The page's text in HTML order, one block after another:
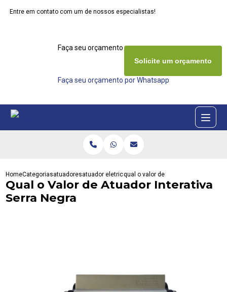
Entre em contato com um de nossos especialistas!
Faça seu orçamento agora mesmo
Faça seu orçamento por Whatsapp
Solicite um orçamento
HomeCategoriasatuadoresatuador eletrico rotativoqual o valor de atuador interativa
Qual o Valor de Atuador Interativa
Serra Negra